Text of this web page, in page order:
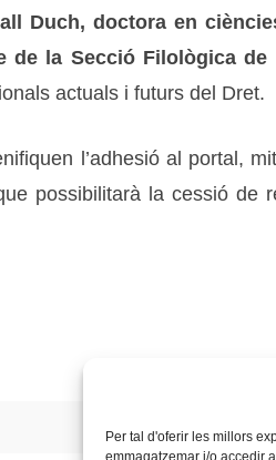
Per tal d'oferir les millors
emmagatzemar i/o accedir
Duch, doctora en
la Secció Filològica de
actuals i futurs del Dret.
l’adhesió al portal,
possibilitarà la cessió de